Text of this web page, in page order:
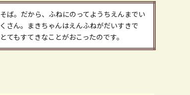
ば。だから、ふねにのってようちえんまでい
さん。まきちゃんはえんふねがだいすきで
もすてきなことがおこったのです。